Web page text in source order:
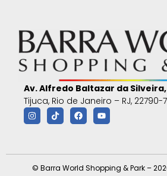
Av. Alfredo Baltazar da Silveira,
Tijuca, Rio de Janeiro – RJ, 22790-
© Barra World Shopping & Park –